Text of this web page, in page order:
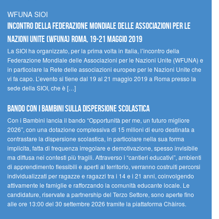
WFUNA SIOI
Incontro della Federazione Mondiale delle Associazioni per le
Nazioni Unite (WFUNA) Roma, 19-21 maggio 2019
La SIOI ha organizzato, per la prima volta in Italia, l’incontro della
Federazione Mondiale delle Associazioni per le Nazioni Unite (WFUNA) e
in particolare la Rete delle associazioni europee per le Nazioni Unite che
vi fa capo. L’evento si tiene dal 19 al 21 maggio 2019 a Roma presso la
sede della SIOI, che è […]
Bando Con i Bambini sulla dispersione scolastica
Con i Bambini lancia il bando “Opportunità per me, un futuro migliore
2026”, con una dotazione complessiva di 15 milioni di euro destinata a
contrastare la dispersione scolastica, in particolare nella sua forma
implicita, fatta di frequenza irregolare e demotivazione, spesso invisibile
ma diffusa nei contesti più fragili. Attraverso i “cantieri educativi”, ambienti
di apprendimento flessibili e aperti al territorio, verranno costruiti percorsi
individualizzati per ragazze e ragazzi tra i 14 e i 21 anni, coinvolgendo
attivamente le famiglie e rafforzando la comunità educante locale. Le
candidature, riservate a partnership del Terzo Settore, sono aperte fino
alle ore 13:00 del 30 settembre 2026 tramite la piattaforma Chàiros.